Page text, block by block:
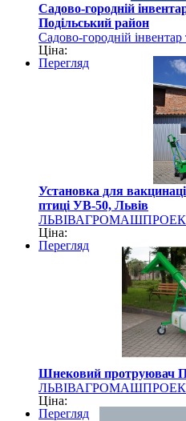
Садово-городній
Подільський район
Садово-городній
Ціна:
Перегляд
Установка для
птиці УВ-50, Львів
ЛЬВІВАГРОМАШПРОЕКТ,
захисту рослин
Ціна:
Перегляд
Шнековий протруювач
ЛЬВІВАГРОМАШПРОЕКТ,
захисту рослин
Ціна:
Перегляд